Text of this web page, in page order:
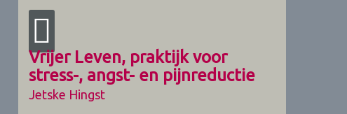
Vrijer Leven, praktijk voor
stress-, angst- en pijnreductie
Jetske Hingst